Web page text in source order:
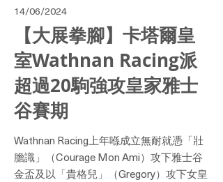
14/06/2024
【大展拳腳】卡塔爾皇
室Wathnan Racing派
超過20駒強攻皇家雅士
谷賽期
Wathnan Racing上年喺成立無耐就憑「壯
膽識」（Courage Mon Ami）攻下雅士谷
金盃及以「貴格兒」（Gregory）攻下女皇